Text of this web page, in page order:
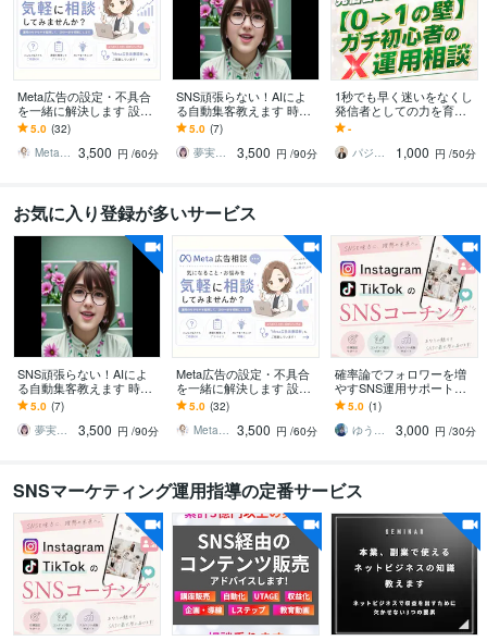
Meta広告の設定・不具合
を一緒に解決します 設定
まわりのつまずきを一緒
に解消する単発相談プラ
ン
5.0 (32)
Meta広告ファネルドクター｜Akane 3,500 円 /60分
SNS頑張らない！AIによ
る自動集客教えます 時間
をかけずに安定集客♪キャ
ッチコピーの天才になる
方法
5.0 (7)
夢実現のプロ★ともみん。
3,500 円 /90分
1秒でも早く迷いをなくし
発信者としての力を育て
ます 【０→１の壁】ガチ
初心者のX運用相談
-
パジャマ先生
1,000 円 /50分
お気に入り登録が多いサービス
SNS頑張らない！AIによ
る自動集客教えます 時間
をかけずに安定集客♪キャ
ッチコピーの天才になる
方法
5.0 (7)
夢実現のプロ★ともみん。
3,500 円 /90分
Meta広告の設定・不具合
を一緒に解決します 設定
まわりのつまずきを一緒
に解消する単発相談プラ
ン
5.0 (32)
Meta広告ファネルドクター｜Akane 3,500 円 /60分
確率論でフォロワーを増
やすSNS運用サポートし
ます 3ヶ月で総フォロワー
2万人超えの実績でサポー
ト！
5.0 (1)
ゆうじYuji
3,000 円 /30分
SNSマーケティング運用指導の定番サービス